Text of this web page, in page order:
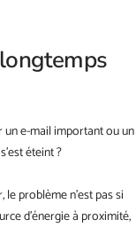
un e-mail important ou un
éteint ?
le problème n'est pas si
d'énergie à proximité,